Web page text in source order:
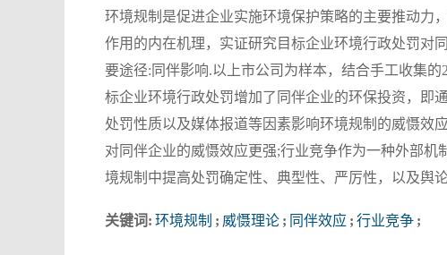
环境规制是促进企业实施环境保护策略的主要推动力
作用的内在机理，实证研究目标企业环境行政处罚对
要途径:同伴影响.以上市公司为样本，结合手工收集
标企业环境行政处罚增加了同伴企业的环保投资，即
处罚性质以及媒体报道等因素影响环境规制的威慑效
对同伴企业的威慑效应更强;行业竞争作为一种外部
境规制中提高处罚确定性、典型性、严厉性，以及舆
关键词: 环境规制 ; 威慑理论 ; 同伴效应 ; 行业竞争 ;